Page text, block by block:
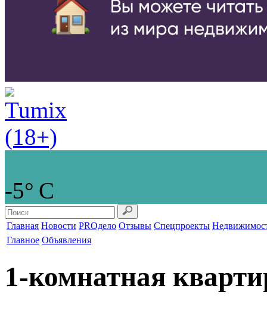
-5° С
Главная Новости PROдело Отзывы Спецпроекты
Главное Объявления
1-комнатная